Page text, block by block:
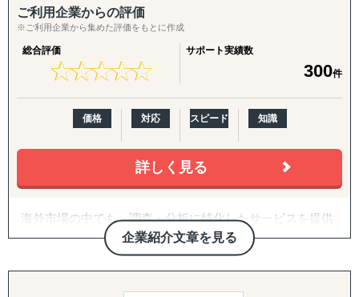
------------------------------------
の継続サポート、撤退・閉鎖まで一気通貫で対応します。
・クロスボーダーM&A(海外M&A)
海外企業の買収・売却によるスピード進出・スピード撤退
をご支援。ターゲット選定、買収戦略立案、デューデリジ
トップで対応します。
・国際税務・監査・労務
各国の税務・会計、移転価格、子会社監査、人事労務制度
設計、駐在員税務、グローバル税務戦略まで、会計事務所
を母体とした専門家ネットワークで網羅します。
力強く支援します。
海外進出のDAY1から成長・成熟フェーズまで、GoGlobal
が伴走型でサポートいたします。
ご利用企業からの評価
※ご利用企業から集めた評価をもとに作成
総合評価
★★★★★
★★★★★
サポート実績数
300件
価格 対応 スピード 知識
詳しく見る
企業紹介文章を見る
海外市場の中でも、調査・分析に特化したサービスを提供
しております。
たとえば、市場の調査・分析に関しては、外部環境の影響
を推測するPEST分析や、ビジネスモデルの仮説検証など